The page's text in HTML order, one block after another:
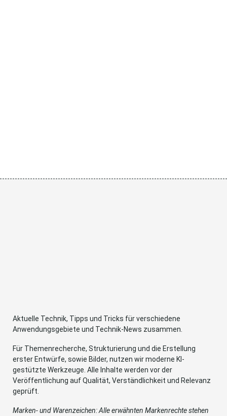
Aktuelle Technik, Tipps und Tricks für verschiedene
Anwendungsgebiete und Technik-News zusammen.
Für Themenrecherche, Strukturierung und die Erstellung
erster Entwürfe, sowie Bilder, nutzen wir moderne KI-
gestützte Werkzeuge. Alle Inhalte werden vor der
Veröffentlichung auf Qualität, Verständlichkeit und Relevanz
geprüft.
Marken- und Warenzeichen: Alle erwähnten Markenrechte stehen